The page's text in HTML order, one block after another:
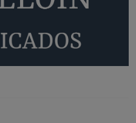
el Congreso, Senado, en la